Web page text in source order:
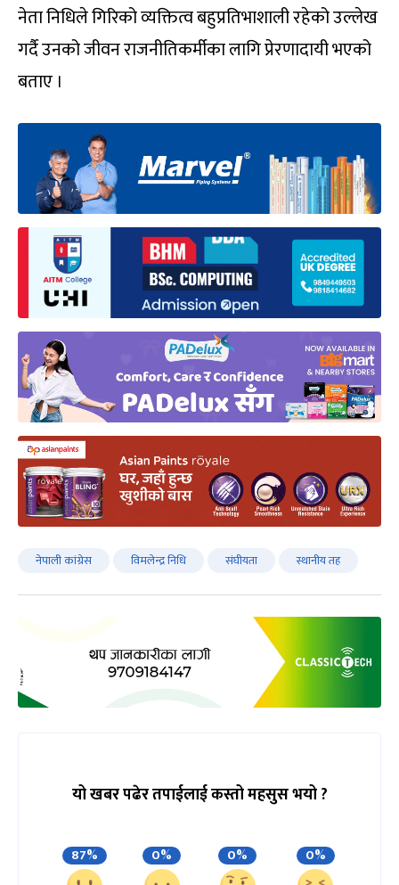
नेता निधिले गिरिको व्यक्तित्व बहुप्रतिभाशाली रहेको उल्लेख
गर्दै उनको जीवन राजनीतिकर्मीका लागि प्रेरणादायी भएको
बताए ।
नेपाली कांग्रेस विमलेन्द्र निधि संघीयता स्थानीय तह
यो खबर पढेर तपाईलाई कस्तो महसुस भयो ?
87% 0% 0% 0%